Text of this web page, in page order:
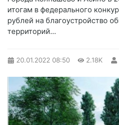
итогам в федерального
рублей на благоустройство
территорий...
20.01.2022 08:50 2.18K